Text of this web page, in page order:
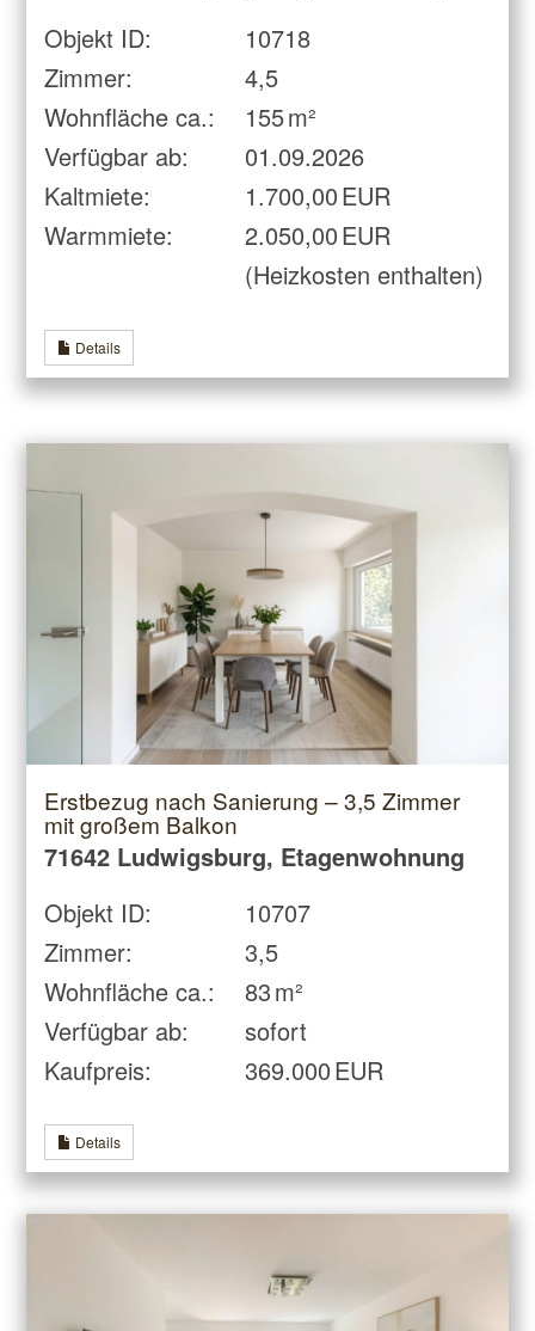
Objekt ID:
10718
Zimmer:
4,5
Wohnfläche ca.:
155 m²
Verfügbar ab:
01.09.2026
Kaltmiete:
1.700,00 EUR
Warmmiete:
2.050,00 EUR
(Heizkosten enthalten)
Details
Erstbezug nach Sanierung – 3,5 Zimmer
mit großem Balkon
71642 Ludwigsburg, Etagenwohnung
Objekt ID:
10707
Zimmer:
3,5
Wohnfläche ca.:
83 m²
Verfügbar ab:
sofort
Kaufpreis:
369.000 EUR
Details